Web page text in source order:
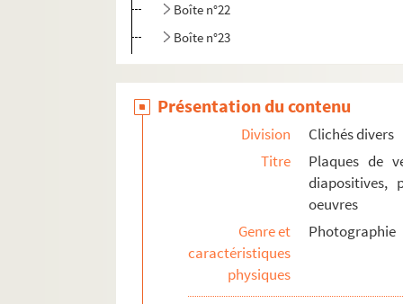
Boîte n°22
Boîte n°23
GM 2239. Lanterne de projection
GM 2240. Appareil photographique "le Sphinx"
GM 2241. Carnet de croquis originaux de
Présentation du contenu
Division
Clichés divers
Titre
Plaques de
diapositives,
oeuvres
Genre et
caractéristiques
physiques
Photographie